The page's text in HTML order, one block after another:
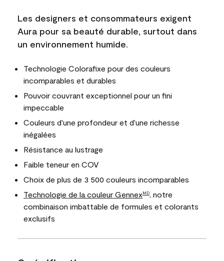
Les designers et consommateurs exigent
Aura pour sa beauté durable, surtout dans
un environnement humide.
Technologie Colorafixe pour des couleurs
incomparables et durables
Pouvoir couvrant exceptionnel pour un fini
impeccable
Couleurs d'une profondeur et d'une richesse
inégalées
Résistance au lustrage
Faible teneur en COV
Choix de plus de 3 500 couleurs incomparables
Technologie de la couleur GennexMD, notre
combinaison imbattable de formules et colorants
exclusifs